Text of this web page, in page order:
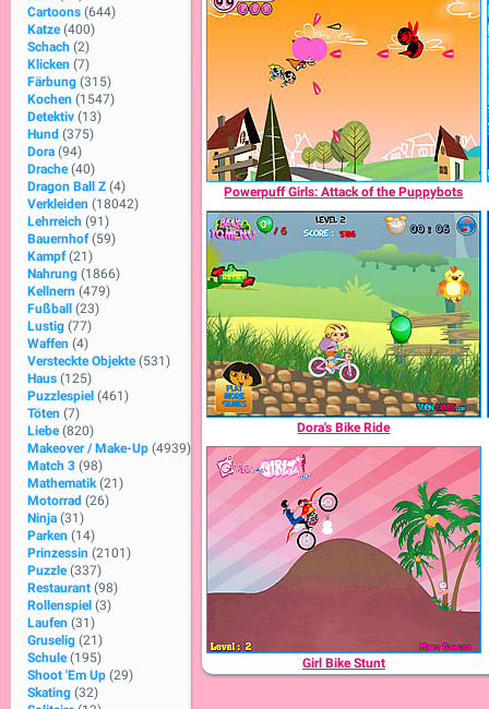
Cartoons (644)
Katze (400)
Schach (2)
Klicken (7)
Färbung (315)
Kochen (1547)
Detektiv (13)
Hund (375)
Dora (94)
Drache (40)
Dragon Ball Z (4)
Verkleiden (18042)
Lehrreich (91)
Bauernhof (59)
Kampf (21)
Nahrung (1866)
Kellnern (479)
Fußball
(23)
Lustig (77)
Waffen (4)
Versteckte Objekte (531)
Haus (125)
Puzzlespiel (461)
Töten (7)
Liebe (820)
Makeover / Make-Up (4939)
Match 3 (98)
Mathematik (21)
Motorrad (26)
Ninja (31)
Parken (14)
Prinzessin (2101)
Puzzle (337)
Restaurant (98)
Rollenspiel (3)
Laufen (31)
Gruselig (21)
Schule (195)
Shoot 'Em Up (29)
Skating (32)
Powerpuff Girls: Attack of the Puppybots
Dora's Bike Ride
Girl Bike Stunt